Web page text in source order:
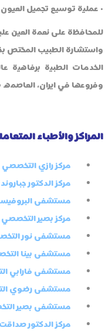
• عملية توسيع تجميل العيون
للمحافظة على نعمة العين
واستشارة الطبيب المختص
الخدمات الطبية برفاهية
وفروعها في ايران،
المراكز والأطباء
مركز رازي
مركز الدكتور جباروند
مستشفى
مركز بصير التخصصي
مستشفى نور
مستشفى بينا
مستشفى فارابي
مستشفى رضوي
مستشفى بصير
مركز الدكتور صداقت